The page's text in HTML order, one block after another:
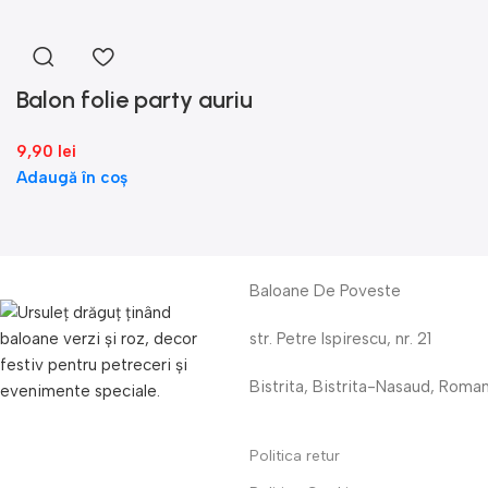
Balon folie party auriu
9,90 lei
Adaugă în coș
Baloane De Poveste
str. Petre Ispirescu, nr. 21
Bistrita, Bistrita-Nasaud,
Politica retur